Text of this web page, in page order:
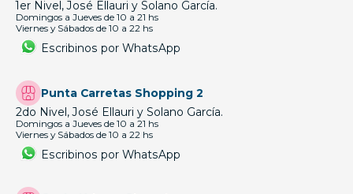
1er Nivel, José Ellauri y Solano García.
Domingos a Jueves de 10 a 21 hs
Viernes y Sábados de 10 a 22 hs
Escribinos por WhatsApp
Punta Carretas Shopping 2
2do Nivel, José Ellauri y Solano García.
Domingos a Jueves de 10 a 21 hs
Viernes y Sábados de 10 a 22 hs
Escribinos por WhatsApp